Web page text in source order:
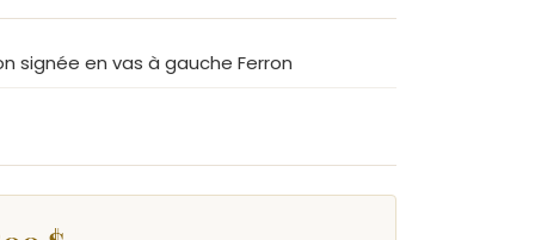
signée en vas à gauche Ferron